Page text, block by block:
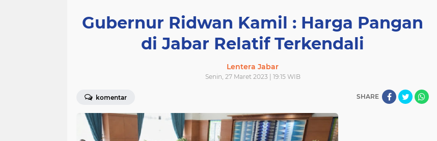
Gubernur Ridwan Kamil : Harga Pangan
di Jabar Relatif Terkendali
Lentera Jabar
Senin, 27 Maret 2023 | 19:15 WIB
komentar SHARE